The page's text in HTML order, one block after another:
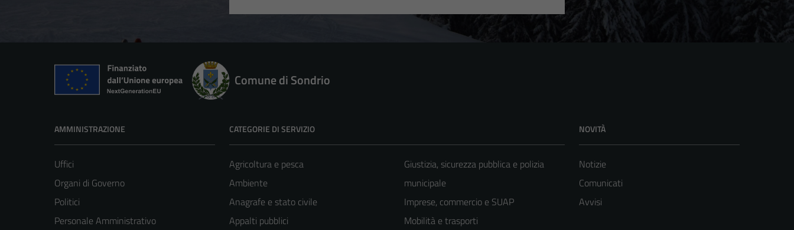
Comune di Sondrio
AMMINISTRAZIONE
Uffici
Organi di Governo
Politici
Personale Amministrativo
CATEGORIE DI SERVIZIO
Agricoltura e pesca
Ambiente
Anagrafe e stato civile
Appalti pubblici
Giustizia, sicurezza pubblica e polizia
municipale
Imprese, commercio e SUAP
Mobilità e trasporti
NOVITÀ
Notizie
Comunicati
Avvisi